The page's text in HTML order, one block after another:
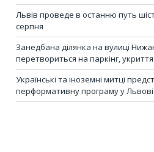
Львів проведе в останню путь
серпня
Занедбана ділянка на вулиці
перетвориться на паркінг,
Українські та іноземні митці
перформативну програму у Львові